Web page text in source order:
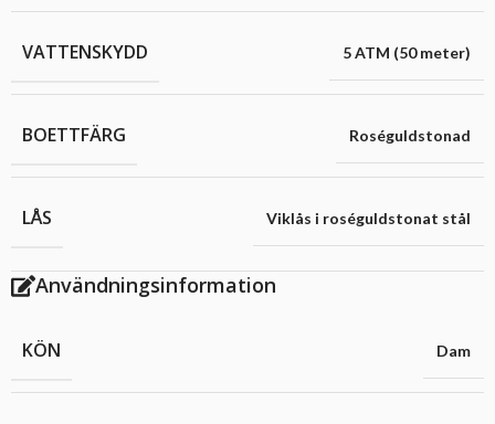
VATTENSKYDD 5 ATM (50 meter)
BOETTFÄRG Roséguldstonad
LÅS Viklås i roséguldstonat stål
Användningsinformation
KÖN Dam